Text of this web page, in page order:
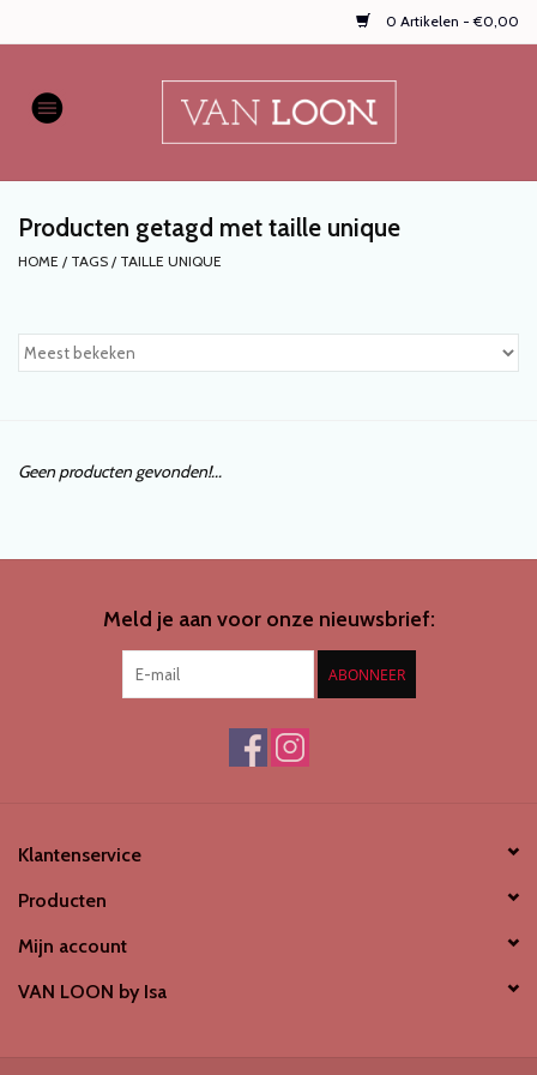
0 Artikelen - €0,00
Home
AUTOPARFUMS
WASPARFUMS
Producten getagd met taille unique
HOME / TAGS / TAILLE UNIQUE
Geen producten gevonden!...
Meld je aan voor onze nieuwsbrief:
ABONNEER
Klantenservice
Producten
Mijn account
VAN LOON by Isa